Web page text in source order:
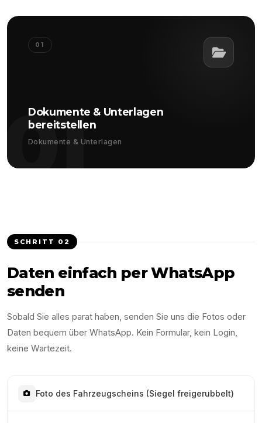
01
01
Dokumente & Unterlagen
bereitstellen
Dokumente & Unterlagen
SCHRITT 02
Daten einfach per WhatsApp
senden
Sobald Sie alles parat haben, senden Sie uns die Fotos oder
Daten bequem über WhatsApp. Kein Formular, kein Login,
keine Wartezeit.
Foto des Fahrzeugscheins (Siegel freigerubbelt)